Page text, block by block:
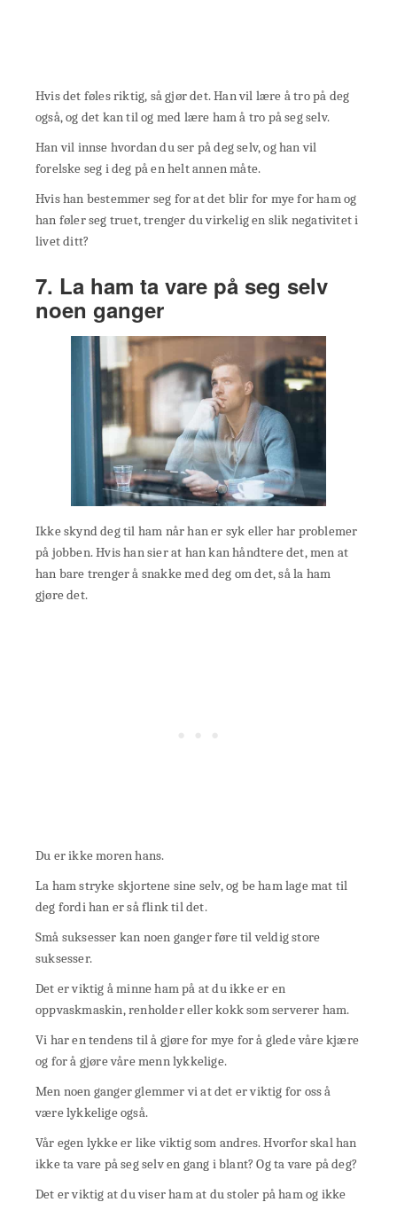
Hvis det føles riktig, så gjør det. Han vil lære å tro på deg
også, og det kan til og med lære ham å tro på seg selv.
Han vil innse hvordan du ser på deg selv, og han vil
forelske seg i deg på en helt annen måte.
Hvis han bestemmer seg for at det blir for mye for ham og
han føler seg truet, trenger du virkelig en slik negativitet i
livet ditt?
7. La ham ta vare på seg selv
noen ganger
Ikke skynd deg til ham når han er syk eller har problemer
på jobben. Hvis han sier at han kan håndtere det, men at
han bare trenger å snakke med deg om det, så la ham
gjøre det.
Du er ikke moren hans.
La ham stryke skjortene sine selv, og be ham lage mat til
deg fordi han er så flink til det.
Små suksesser kan noen ganger føre til veldig store
suksesser.
Det er viktig å minne ham på at du ikke er en
oppvaskmaskin, renholder eller kokk som serverer ham.
Vi har en tendens til å gjøre for mye for å glede våre kjære
og for å gjøre våre menn lykkelige.
Men noen ganger glemmer vi at det er viktig for oss å
være lykkelige også.
Vår egen lykke er like viktig som andres. Hvorfor skal han
ikke ta vare på seg selv en gang i blant? Og ta vare på deg?
Det er viktig at du viser ham at du stoler på ham og ikke